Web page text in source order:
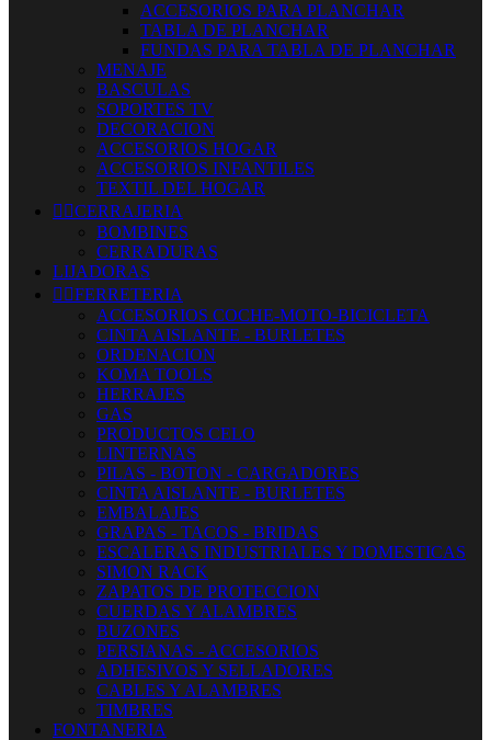
ACCESORIOS PARA PLANCHAR
TABLA DE PLANCHAR
FUNDAS PARA TABLA DE PLANCHAR
MENAJE
BASCULAS
SOPORTES TV
DECORACION
ACCESORIOS HOGAR
ACCESORIOS INFANTILES
TEXTIL DEL HOGAR
 CERRAJERIA
BOMBINES
CERRADURAS
LIJADORAS
 FERRETERIA
ACCESORIOS COCHE-MOTO-BICICLETA
CINTA AISLANTE - BURLETES
ORDENACION
KOMA TOOLS
HERRAJES
GAS
PRODUCTOS CELO
LINTERNAS
PILAS - BOTON - CARGADORES
CINTA AISLANTE - BURLETES
EMBALAJES
GRAPAS - TACOS - BRIDAS
ESCALERAS INDUSTRIALES Y DOMESTICAS
SIMON RACK
ZAPATOS DE PROTECCION
CUERDAS Y ALAMBRES
BUZONES
PERSIANAS - ACCESORIOS
ADHESIVOS Y SELLADORES
CABLES Y ALAMBRES
TIMBRES
FONTANERIA